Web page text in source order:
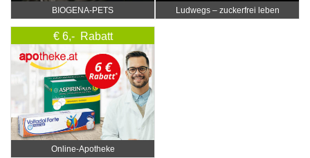
BIOGENA-PETS Ludwegs – zuckerfrei leben
€ 6,- Rabatt
Online‑Apotheke